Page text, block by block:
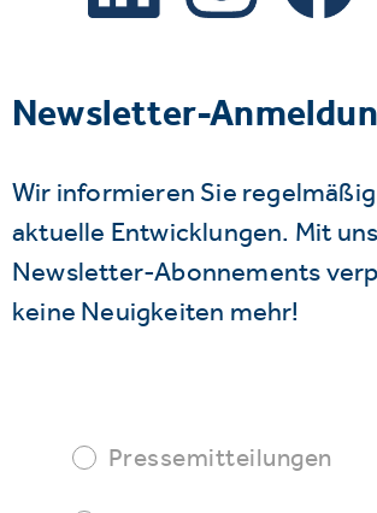
Newsletter-
Wir informieren Sie
aktuelle Entwicklungen. Mit
Newsletter-Abonnements
keine Neuigkeiten mehr!
Pressemitteilungen